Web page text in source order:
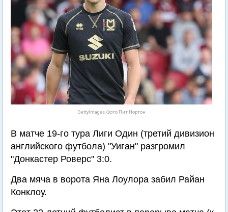
GettyImages, Фото Пит Нортон
В матче 19-го тура Лиги Один (третий дивизион
английского футбола) "Уиган" разгромил
"Донкастер Роверс" 3:0.
Два мяча в ворота Яна Лоулора забил Райан
Конклоу.